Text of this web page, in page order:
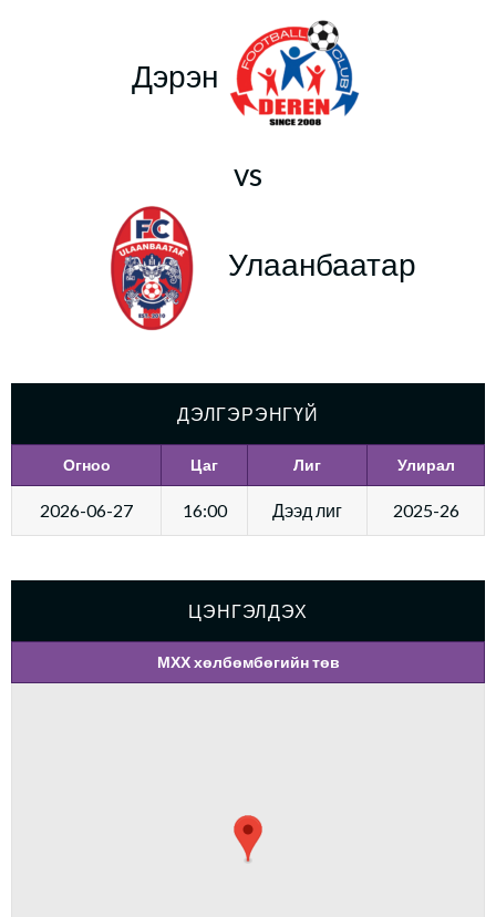
Дэрэн
vs
Улаанбаатар
ДЭЛГЭРЭНГҮЙ
Огноо Цаг Лиг Улирал
2026-06-27 16:00 Дээд лиг 2025-26
ЦЭНГЭЛДЭХ
МХХ хөлбөмбөгийн төв